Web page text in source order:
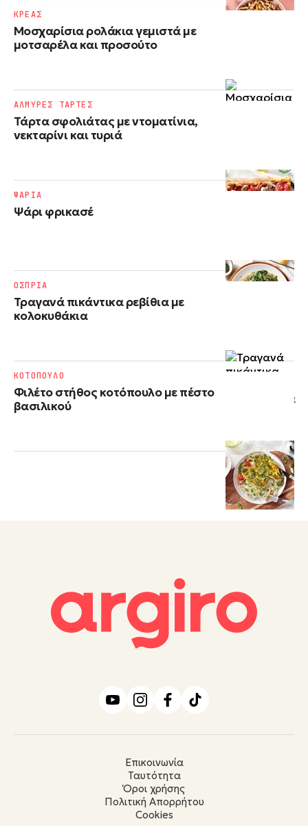
Μοσχαρίσια ρολάκια γεμιστά με
μοτσαρέλα και προσούτο
ΚΡΕΑΣ
Τάρτα σφολιάτας με ντοματίνια,
νεκταρίνι και τυριά
ΑΛΜΥΡΕΣ ΤΑΡΤΕΣ
Ψάρι φρικασέ
ΨΑΡΙΑ
Τραγανά πικάντικα ρεβίθια με
κολοκυθάκια
ΟΣΠΡΙΑ
Φιλέτο στήθος κοτόπουλο με πέστο
βασιλικού
ΚΟΤΟΠΟΥΛΟ
Επικοινωνία
Ταυτότητα
Όροι χρήσης
Πολιτική Απορρήτου
Cookies